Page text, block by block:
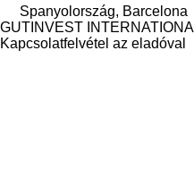
Spanyolország, Barcelona
GUTINVEST
Kapcsolatfelvétel az eladóval